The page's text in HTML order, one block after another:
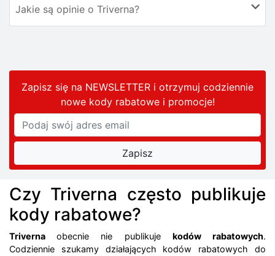
Jakie są opinie o Triverna?
Zapisz się na NEWSLETTER i otrzymuj codziennie
nowe kody rabatowei promocje!
Czy Triverna często publikuje
kody rabatowe?
Trivernaobecnie nie publikuje kodów rabatowych.
Codziennie szukamy działających kodów rabatowych do